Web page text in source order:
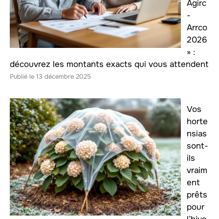
Agirc
-
Arrco
2026
» :
découvrez les montants exacts qui vous attendent
13 décembre 2025
Vos
horte
nsias
sont-
ils
vraim
ent
prêts
pour